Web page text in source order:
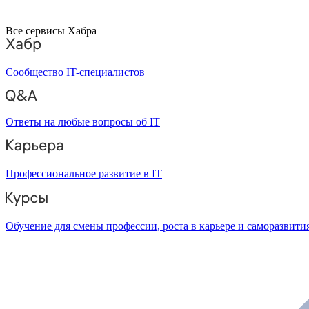
Все сервисы Хабра
Сообщество IT-специалистов
Ответы на любые вопросы об IT
Профессиональное развитие в IT
Обучение для смены профессии, роста в карьере и